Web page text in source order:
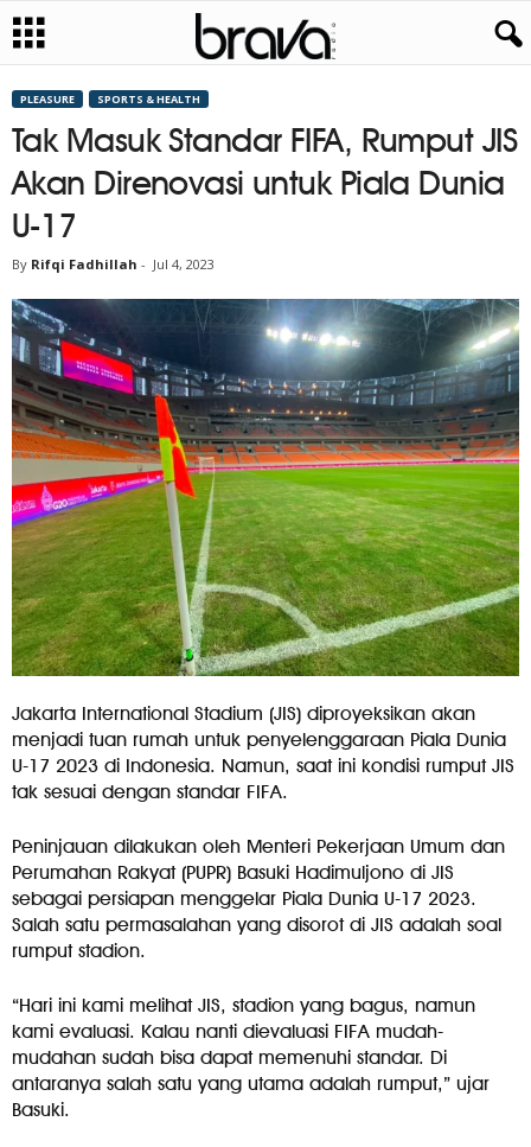
PLEASURE SPORTS & HEALTH
Tak Masuk Standar FIFA, Rumput JIS
Akan Direnovasi untuk Piala Dunia
U-17
By Rifqi Fadhillah - Jul 4, 2023
Jakarta International Stadium (JIS) diproyeksikan akan
menjadi tuan rumah untuk penyelenggaraan Piala Dunia
U-17 2023 di Indonesia. Namun, saat ini kondisi rumput JIS
tak sesuai dengan standar FIFA.
Peninjauan dilakukan oleh Menteri Pekerjaan Umum dan
Perumahan Rakyat (PUPR) Basuki Hadimuljono di JIS
sebagai persiapan menggelar Piala Dunia U-17 2023.
Salah satu permasalahan yang disorot di JIS adalah soal
rumput stadion.
“Hari ini kami melihat JIS, stadion yang bagus, namun
kami evaluasi. Kalau nanti dievaluasi FIFA mudah-
mudahan sudah bisa dapat memenuhi standar. Di
antaranya salah satu yang utama adalah rumput,” ujar
Basuki.